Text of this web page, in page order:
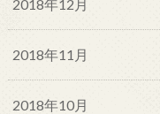
2018年12月
2018年11月
2018年10月